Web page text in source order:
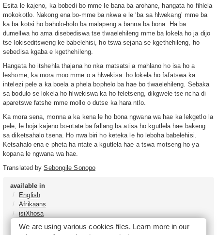
Esita le kajeno, ka bobedi bo mme le bana ba arohane, hangata ho fihlela
mokokotlo. Nakong ena bo-mme ba nkwa e le ‘ba sa hlwekang’ mme ba
ka ba kotsi ho baholo-holo ba malapeng a banna ba bona. Ha ba
dumellwa ho ama disebediswa tse tlwaelehileng mme ba lokela ho ja dijo
tse lokiseditsweng ke babelehisi, ho tswa sejana se kgethehileng, ho
sebedisa kgaba e kgethehileng.
Hangata ho itshehla thajana ho nka matsatsi a mahlano ho isa ho a
leshome, ka mora moo mme o a hlwekisa: ho lokela ho fafatswa ka
intelezi pele a ka boela a phela bophelo ba hae bo tlwaelehileng. Sebaka
sa bodulo se lokela ho hlwekiswa ka ho feletseng, dikgwele tse ncha di
aparetswe fatshe mme mollo o dutse ka hara ntlo.
Ka mora sena, monna a ka kena le ho bona ngwana wa hae ka lekgetlo la
pele, le hoja kajeno bo-ntate ba fallang ba atisa ho kgutlela hae bakeng
sa diketsahalo tsena. Ho nwa biri ho keteka le ho leboha babelehisi.
Ketsahalo ena e pheta ha ntate a kgutlela hae a tswa motseng ho ya
kopana le ngwana wa hae.
Translated bySebongile Sonopo
available in
English
Afrikaans
isiXhosa
isiZulu
We are using various cookies files. Learn more in our